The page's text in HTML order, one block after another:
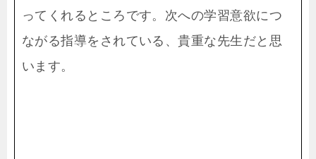
ってくれるところです。次への学習意欲につ
ながる指導をされている、貴重な先生だと思
います。